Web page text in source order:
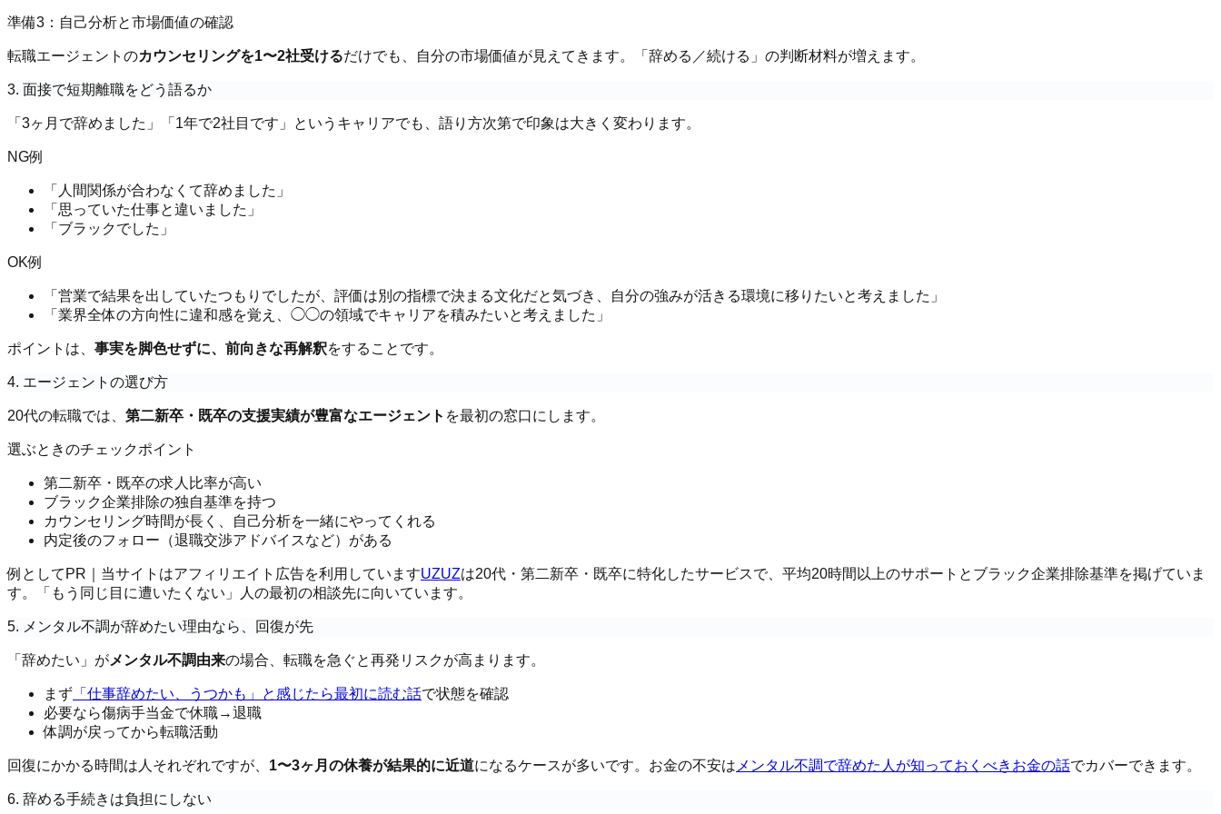
準備3：自己分析と市場価値の確認
転職エージェントのカウンセリングを1〜2社受けるだけでも、自分の市場価値が見えてきます。「辞める／続ける」の判断材料が増えます。
3. 面接で短期離職をどう語るか
「3ヶ月で辞めました」「1年で2社目です」というキャリアでも、語り方次第で印象は大きく変わります。
NG例
「人間関係が合わなくて辞めました」
「思っていた仕事と違いました」
「ブラックでした」
OK例
「営業で結果を出していたつもりでしたが、評価は別の指標で決まる文化だと気づき、自分の強みが活きる環境に移りたいと考えました」
「業界全体の方向性に違和感を覚え、◯◯の領域でキャリアを積みたいと考えました」
ポイントは、 事実を脚色せずに、前向きな再解釈をすることです。
4. エージェントの選び方
20代の転職では、 第二新卒・既卒の支援実績が豊富なエージェント を最初の窓口にします。
選ぶときのチェックポイント
第二新卒・既卒の求人比率が高い
ブラック企業排除の独自基準を持つ
カウンセリング時間が長く、自己分析を一緒にやってくれる
内定後のフォロー（退職交渉アドバイスなど）がある
例として PR｜当サイトはアフィリエイト広告を利用していますUZUZは20代・第二新卒・既卒に特化したサービスで、平均20時間以上のサポートとブラック企業排除基準を掲げていま
す。「もう同じ目に遭いたくない」人の最初の相談先に向いています。
5. メンタル不調が辞めたい理由なら、回復が先
「辞めたい」がメンタル不調由来の場合、転職を急ぐと再発リスクが高まります。
まず 「仕事辞めたい、うつかも」と感じたら最初に読む話で状態を確認
必要なら傷病手当金で休職→退職
体調が戻ってから転職活動
回復にかかる時間は人それぞれですが、 1〜3ヶ月の休養が結果的に近道になるケースが多いです。お金の不安は メンタル不調で辞めた人が知っておくべきお金の話でカバーできます。
6. 辞める手続きは負担にしない